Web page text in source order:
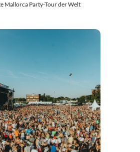
Mallorca Party-Tour der Welt